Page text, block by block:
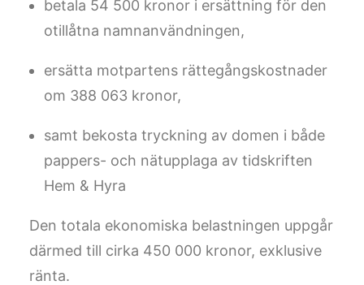
betala 54 500 kronor i ersättning för den
otillåtna namnanvändningen,
ersätta motpartens rättegångskostnader
om 388 063 kronor,
samt bekosta tryckning av domen i både
pappers- och nätupplaga av tidskriften
Hem & Hyra
Den totala ekonomiska belastningen uppgår
därmed till cirka 450 000 kronor, exklusive
ränta.